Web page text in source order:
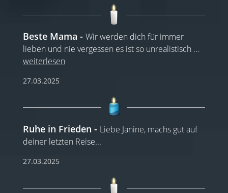
Beste Mama
Wir werden dich für immer
lieben und nie vergessen es ist so unrealistisch ...
weiterlesen
27.03.2025
Ruhe in Frieden
Liebe Janine, machs gut auf
deiner letzten Reise...
27.03.2025